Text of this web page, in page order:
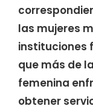
las mujeres
instituciones
que más de
femenina
obtener